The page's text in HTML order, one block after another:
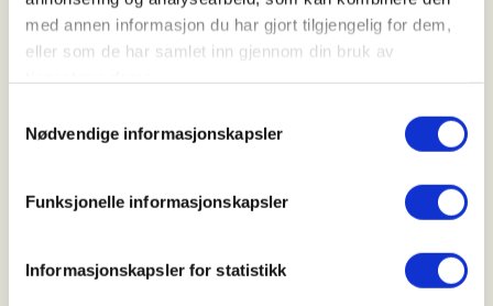
med annen informasjon du har gjort tilgjengelig for dem,
eller som de har samlet inn gjennom din bruk av
Nødvendige informasjonskapsler
Funksjonelle informasjonskapsler
Informasjonskapsler for statistikk
Oppmøte:
Parkeringsplassen ved Alvøen idrettspark kl 11:00.
Klikk her for å se kart